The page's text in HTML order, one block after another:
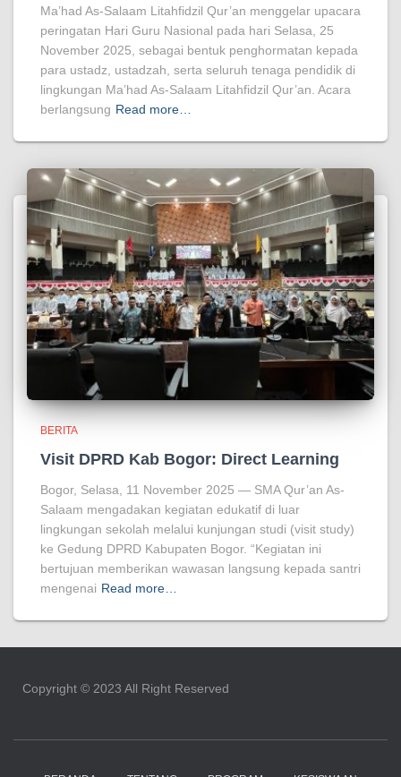
Ma’had As-Salaam Litahfidzil Qur’an menggelar upacara
peringatan Hari Guru Nasional pada hari Selasa, 25
November 2025, sebagai bentuk penghormatan kepada
para ustadz, ustadzah, serta seluruh tenaga pendidik di
lingkungan Ma’had As-Salaam Litahfidzil Qur’an. Acara
berlangsung Read more…
BERITA
Visit DPRD Kab Bogor: Direct Learning
Bogor, Selasa, 11 November 2025 — SMA Qur’an As-
Salaam mengadakan kegiatan edukatif di luar
lingkungan sekolah melalui kunjungan studi (visit study)
ke Gedung DPRD Kabupaten Bogor. “Kegiatan ini
bertujuan memberikan wawasan langsung kepada santri
mengenai Read more…
Copyright ©️ 2023 All Right Reserved